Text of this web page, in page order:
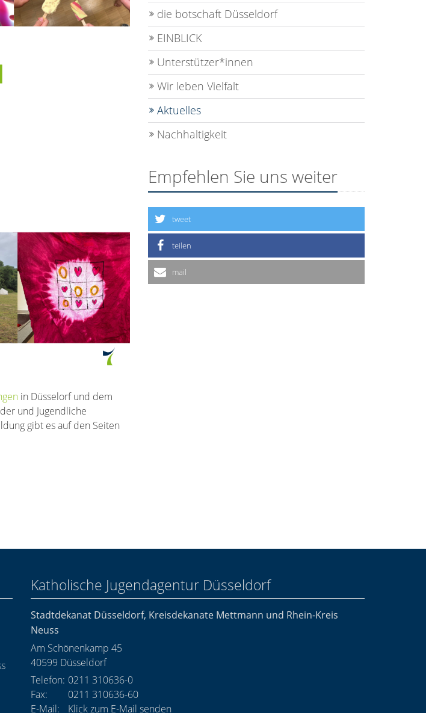
in Düsselorf und dem
und Jugendliche
gibt es auf den Seiten
die botschaft Düsseldorf
EINBLICK
Unterstützer*innen
Wir leben Vielfalt
Aktuelles
Nachhaltigkeit
Empfehlen Sie uns weiter
tweet
teilen
mail
Katholische Jugendagentur Düsseldorf
Stadtdekanat Düsseldorf, Kreisdekanate Mettmann und Rhein-Kreis
Neuss
Am Schönenkamp 45
40599 Düsseldorf
Telefon: 0211 310636-0
Fax:
0211 310636-60
E-Mail:
Klick zum E-Mail senden